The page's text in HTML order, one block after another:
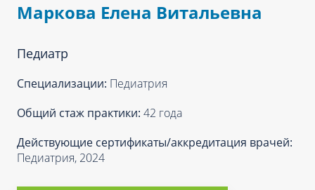
Маркова Елена Витальевна
Педиатр
Специализации: Педиатрия
Общий стаж практики: 42 года
Действующие сертификаты/аккредитация врачей:
Педиатрия, 2024